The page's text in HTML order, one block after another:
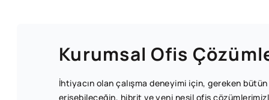
Kurumsal Ofis
İhtiyacın olan çalışma deneyimi için, gereken
erişebileceğin, hibrit ve yeni nesil ofis